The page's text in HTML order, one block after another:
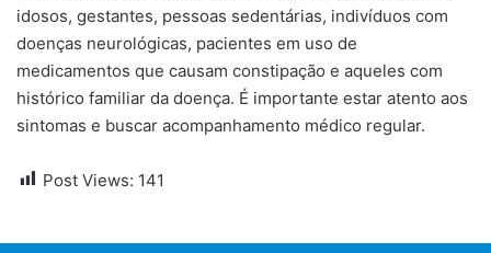
idosos, gestantes, pessoas sedentárias, indivíduos com
doenças neurológicas, pacientes em uso de
medicamentos que causam constipação e aqueles com
histórico familiar da doença. É importante estar atento aos
sintomas e buscar acompanhamento médico regular.
Post Views: 141